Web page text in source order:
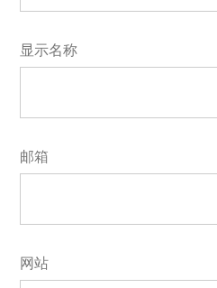
显示名称
邮箱
网站